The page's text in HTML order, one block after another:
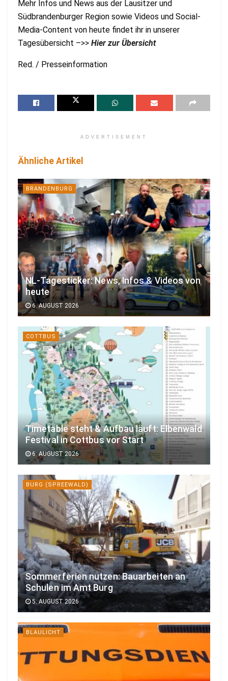
Mehr Infos und News aus der Lausitzer und
Südbrandenburger Region sowie Videos und Social-
Media-Content von heute findet ihr in unserer
Tagesübersicht –>> Hier zur Übersicht
Red. / Presseinformation
ADVERTISEMENT
Ähnliche Artikel
BRANDENBURG
NL-Tagesticker: News, Infos & Videos von
heute
6. AUGUST 2026
COTTBUS
Timetable steht & Aufbau läuft: Elbenwald
Festival in Cottbus vor Start
6. AUGUST 2026
BURG (SPREEWALD)
Sommerferien nutzen: Bauarbeiten an
Schulen im Amt Burg
5. AUGUST 2026
BLAULICHT